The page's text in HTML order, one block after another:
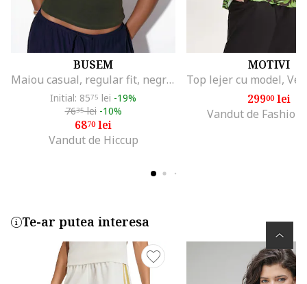
BUSEM
Maiou casual, regular fit, negru, bumbac-elastan
Initial: 8575 lei -19%
7635lei -10%
6870lei
Vandut de Hiccup
MOTIVI
29900lei
Vandut de Fashion
Te-ar putea interesa